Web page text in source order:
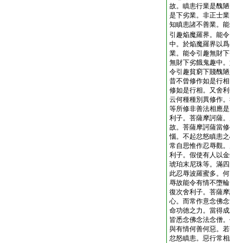
故。瞋恚行業是醜
是下劣業。非正士
知瞋恚諸不善業。
引趣焔魔羅界。能
中。於焔魔羅界以
業。能令引趣無財
無財下劣餓鬼趣中
令引趣貧窮下賤醜
昔不曾修作如是行
修如是行相。又舍
云何種種別異修作
等所修非善法相應
利子。菩薩摩訶薩
故。菩薩摩訶薩當
惱。不起忿怒瞋恚
常自思惟作忍辱觀
利子。假使有人以
琥珀末尼珠等。滿
此忍辱波羅蜜多。
辱故能令有情不墮
復次舍利子。菩薩
心。而常作意念佛
命功徳之力。當得
皆悉念佛念法念僧
與有情何善何惡。
忿怒瞋恚。惡行常